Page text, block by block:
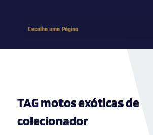
Escolha uma Página
TAG motos exóticas de
colecionador